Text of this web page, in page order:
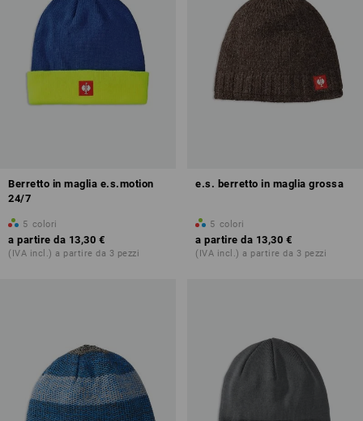
Berretto in maglia e.s.motion
24/7
5 colori
a partire da 13,30 €
(IVA incl.) a partire da 3 pezzi
e.s. berretto in maglia grossa
5 colori
a partire da 13,30 €
(IVA incl.) a partire da 3 pezzi